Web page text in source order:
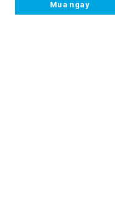
Mua ngay